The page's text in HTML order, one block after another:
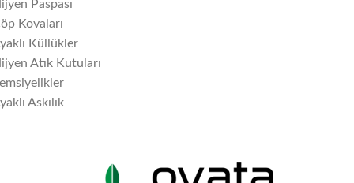
Paspası
Kovaları
Küllükler
Atık Kutuları
Askılık